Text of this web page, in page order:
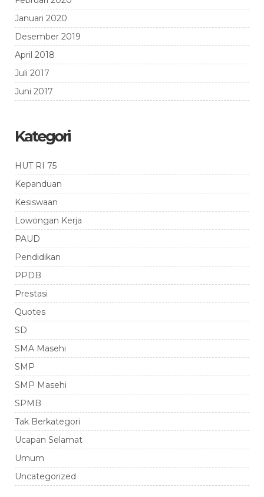
Januari 2020
Desember 2019
April 2018
Juli 2017
Juni 2017
Kategori
HUT RI 75
Kepanduan
Kesiswaan
Lowongan Kerja
PAUD
Pendidikan
PPDB
Prestasi
Quotes
SD
SMA Masehi
SMP
SMP Masehi
SPMB
Tak Berkategori
Ucapan Selamat
Umum
Uncategorized